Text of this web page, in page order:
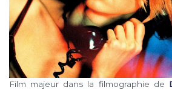
Film majeur dans la filmographie de